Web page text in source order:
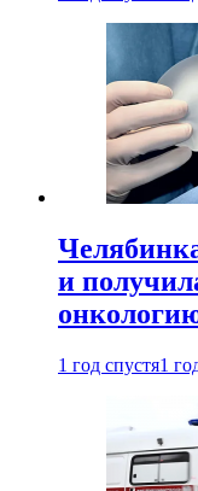
и
1 год спустя1